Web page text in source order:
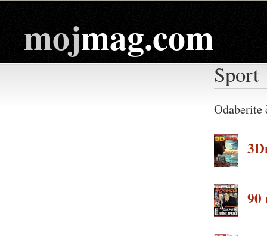
mojmag.com
Sport
Odaberite